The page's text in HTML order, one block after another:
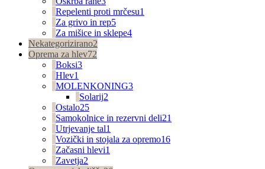
Repelenti proti mrčesu1
Za grivo in rep5
Za mišice in sklepe4
Nekategorizirano2
Oprema za hlev72
Boksi3
Hlev1
MOLENKONING3
Solarij2
Ostalo25
Samokolnice in rezervni deli21
Utrjevanje tal1
Vozički in stojala za opremo16
Začasni hlevi1
Zavetja2